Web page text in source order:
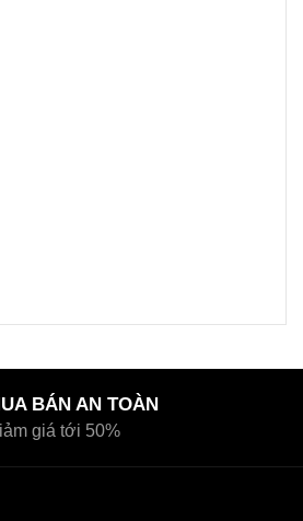
BÁN AN TOÀN
giá tới 50%